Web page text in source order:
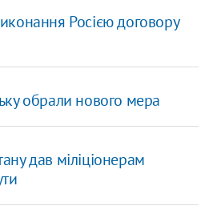
Росією договору
обрали нового мера
дав міліціонерам